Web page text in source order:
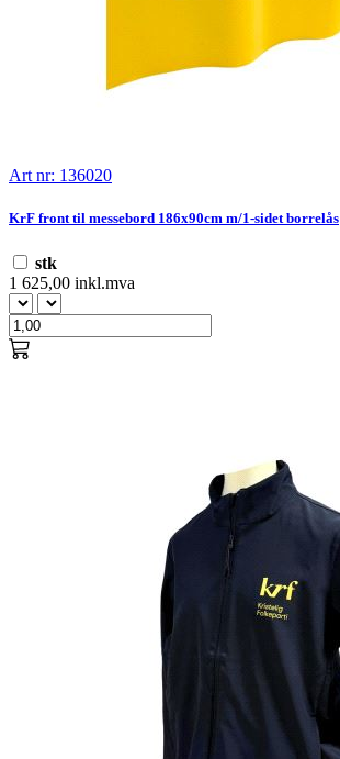
Art nr: 136020
KrF front til messebord 186x90cm m/1-sidet borrelås
stk
1 625,00 inkl.mva